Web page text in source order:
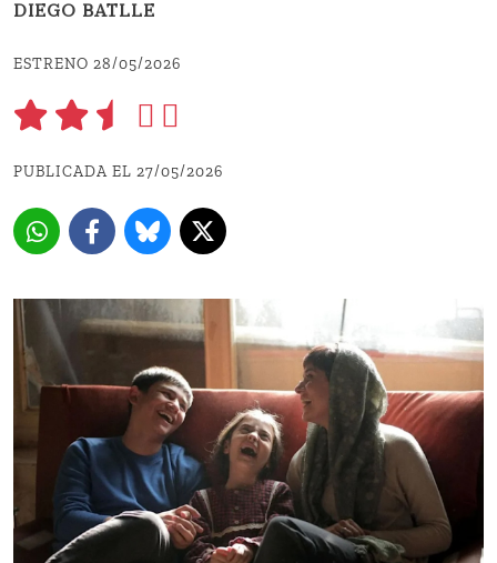
DIEGO BATLLE
ESTRENO 28/05/2026
PUBLICADA EL 27/05/2026